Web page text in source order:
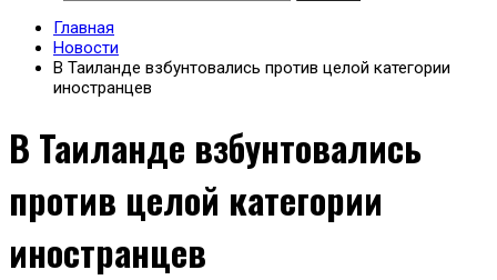
Главная
Новости
В Таиланде взбунтовались против целой категории
иностранцев
В Таиланде взбунтовались
против целой категории
иностранцев